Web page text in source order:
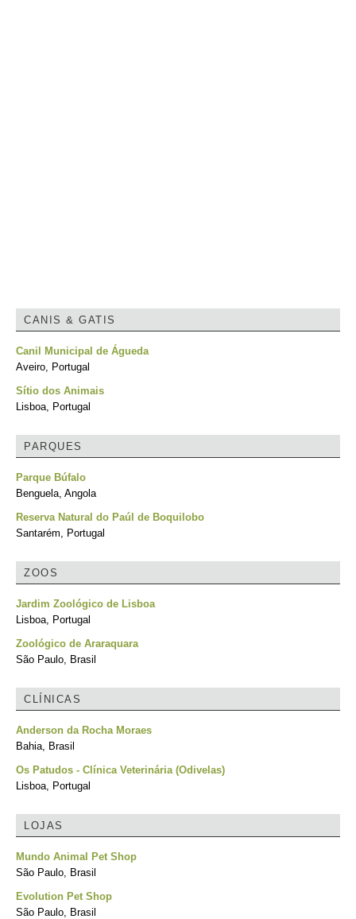
CANIS & GATIS
Canil Municipal de Águeda
Aveiro, Portugal
Sítio dos Animais
Lisboa, Portugal
PARQUES
Parque Búfalo
Benguela, Angola
Reserva Natural do Paúl de Boquilobo
Santarém, Portugal
ZOOS
Jardim Zoológico de Lisboa
Lisboa, Portugal
Zoológico de Araraquara
São Paulo, Brasil
CLÍNICAS
Anderson da Rocha Moraes
Bahia, Brasil
Os Patudos - Clínica Veterinária (Odivelas)
Lisboa, Portugal
LOJAS
Mundo Animal Pet Shop
São Paulo, Brasil
Evolution Pet Shop
São Paulo, Brasil